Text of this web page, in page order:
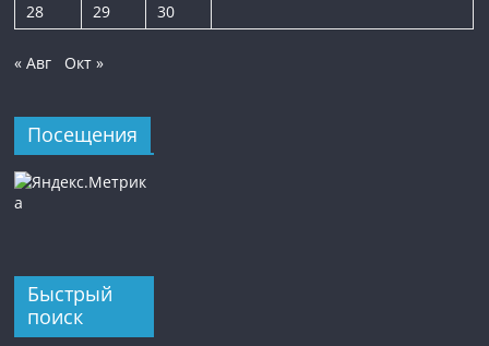
28
29 30
« Авг Окт »
Посещения
Быстрый
поиск